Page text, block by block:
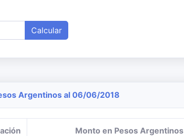
Calcular
Argentinos al 06/06/2018
Monto en Pesos Argentinos